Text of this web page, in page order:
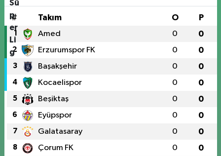
# Takım O P
1 Amed 0 0
2 Erzurumspor FK 0 0
3 Başakşehir 0 0
4 Kocaelispor 0 0
5 Beşiktaş 0 0
6 Eyüpspor 0 0
7 Galatasaray 0 0
8 Çorum FK 0 0